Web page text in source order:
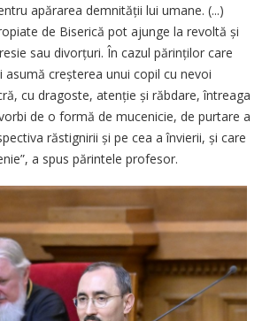
apărarea demnității lui umane. (...)
de Biserică pot ajunge la revoltă și
sau divorțuri. În cazul părinților care
asumă creșterea unui copil cu nevoi
cu dragoste, atenție și răbdare, întreaga
de o formă de mucenicie, de purtare a
răstignirii și pe cea a învierii, și care
a spus părintele profesor.